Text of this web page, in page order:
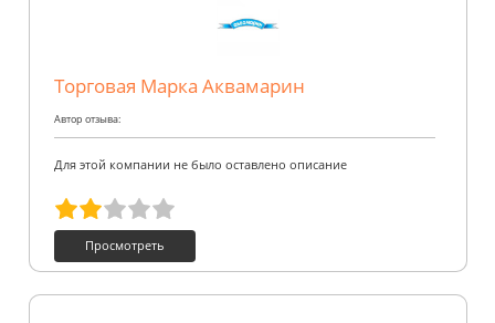
Торговая Марка Аквамарин
Автор отзыва:
Для этой компании не было оставлено описание
Просмотреть